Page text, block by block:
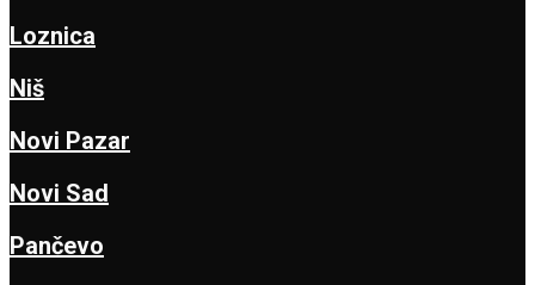
Loznica
Niš
Novi Pazar
Novi Sad
Pančevo